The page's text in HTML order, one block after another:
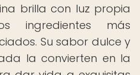
brilla con luz propia
ingredientes más
Su sabor dulce y
la convierten en la